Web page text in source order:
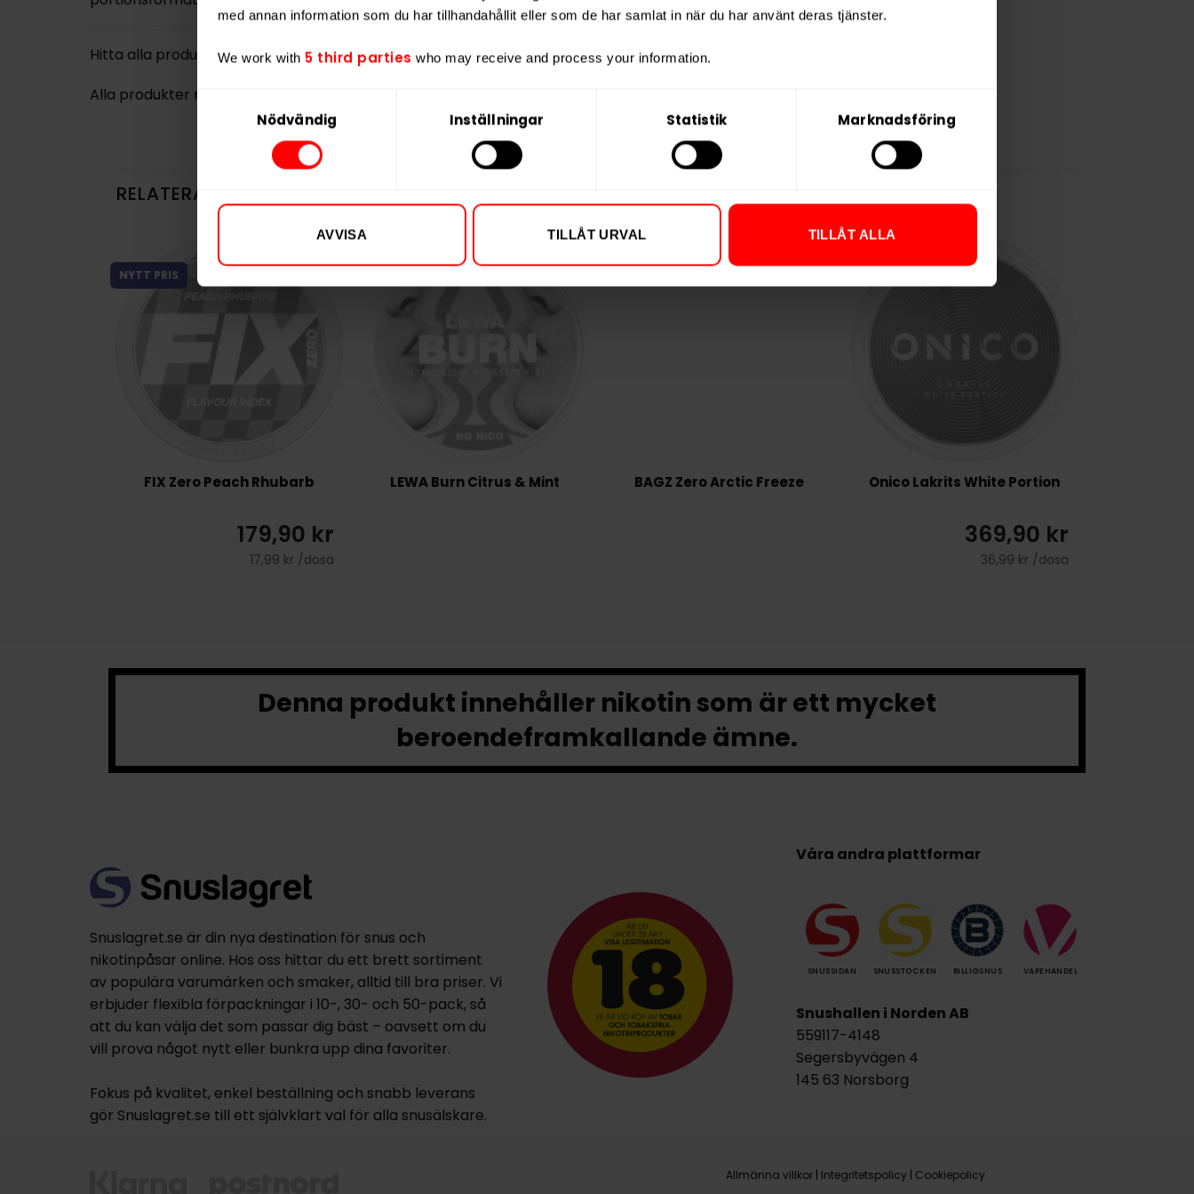
med annan information som du har tillhandahållit eller som de har samlat in när du har använt deras tjänster.
We work with 5 third parties who may receive and process your information.
Samtyckesval
Nödvändig Inställningar Statistik Marknadsföring
AVVISA TILLÅT URVAL TILLÅT ALLA
Hitta alla produkter frånLEWA
Alla produkter med smaken
RELATERADE PRODUKTER
NYTT PRIS
FIX Zero Peach Rhubarb
179,90 kr
17,99 kr /dosa
LEWA Burn Citrus & Mint BAGZ Zero Arctic Freeze Onico Lakrits White Portion
369,90 kr
36,99 kr /dosa
Denna produkt innehåller nikotin som är ett mycket
beroendeframkallande ämne.
Snuslagret.se är din nya destination för snus och
nikotinpåsar online. Hos oss hittar du ett brett sortiment
av populära varumärken och smaker, alltid till bra priser. Vi
erbjuder flexibla förpackningar i 10-, 30- och 50-pack, så
att du kan välja det som passar dig bäst – oavsett om du
vill prova något nytt eller bunkra upp dina favoriter.
Fokus på kvalitet, enkel beställning och snabb leverans
gör Snuslagret.se till ett självklart val för alla snusälskare.
Våra andra plattformar
SNUSSIDAN SNUSSTOCKEN BILLIGSNUS VAPEHANDEL
Snushallen i Norden AB
559117-4148
Segersbyvägen 4
145 63 Norsborg
Allmänna villkor| Integritetspolicy| Cookiepolicy